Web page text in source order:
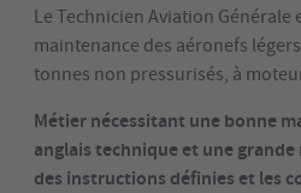
Le Technicien Aviation Générale
maintenance des aéronefs
tonnes non pressurisés, à
Métier nécessitant une bonne
anglais technique et une
des instructions définies et les